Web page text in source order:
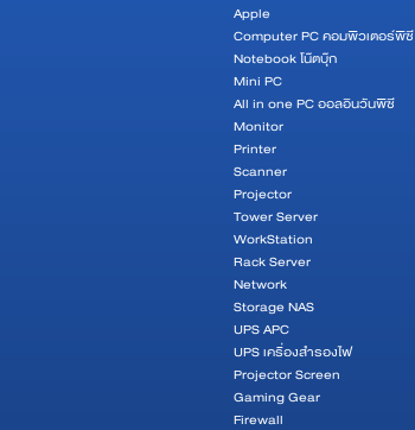
Apple
Computer PC คอมพิวเตอร์พีซี
Notebook โน๊ตบุ๊ก
Mini PC
All in one PC ออลอินวันพีซี
Monitor
Printer
Scanner
Projector
Tower Server
WorkStation
Rack Server
Network
Storage NAS
UPS APC
UPS เครื่องสำรองไฟ
Projector Screen
Gaming Gear
Firewall